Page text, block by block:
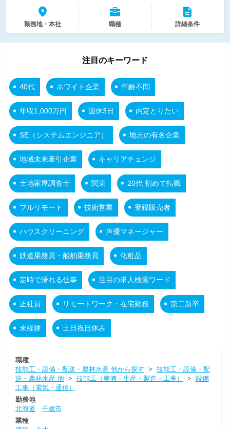
勤務地・本社 職種 詳細条件
注目のキーワード
40代 ホワイト企業 年齢不問
年収1,000万円 週休3日 内定とりたい
SE（システムエンジニア） 地元の有名企業
地域未来牽引企業 キャリアチェンジ
土地家屋調査士 関東 20代 初めて転職
フルリモート 技術営業 登録販売者
ハウスクリーニング 声優マネージャー
鉄道乗務員・船舶乗務員 化粧品
定時で帰れる仕事 注目の求人検索ワード
正社員 リモートワーク・在宅勤務 第二新卒
未経験 土日祝日休み
職種
技能工・設備・配送・農林水産 他から探す > 技能工・設備・配
送・農林水産 他> 技能工（整備・生産・製造・工事） > 設備
工事（電気・通信）
勤務地
北海道
千歳市
業種